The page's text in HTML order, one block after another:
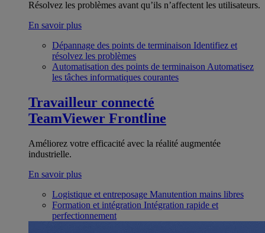
Résolvez les problèmes avant qu’ils n’affectent les utilisateurs.
En savoir plus
Dépannage des points de terminaison Identifiez et
résolvez les problèmes
Automatisation des points de terminaison Automatisez
les tâches informatiques courantes
Travailleur connecté
TeamViewer Frontline
Améliorez votre efficacité avec la réalité augmentée
industrielle.
En savoir plus
Logistique et entreposage Manutention mains libres
Formation et intégration Intégration rapide et
perfectionnement